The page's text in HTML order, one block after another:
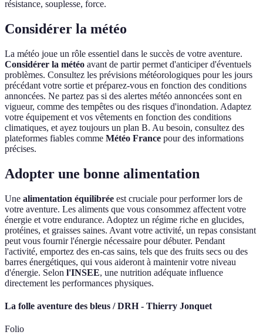
résistance, souplesse, force.
Considérer la météo
La météo joue un rôle essentiel dans le succès de votre aventure.
Considérer la météo avant de partir permet d'anticiper d'éventuels
problèmes. Consultez les prévisions météorologiques pour les jours
précédant votre sortie et préparez-vous en fonction des conditions
annoncées. Ne partez pas si des alertes météo annoncées sont en
vigueur, comme des tempêtes ou des risques d'inondation. Adaptez
votre équipement et vos vêtements en fonction des conditions
climatiques, et ayez toujours un plan B. Au besoin, consultez des
plateformes fiables comme Météo France pour des informations
précises.
Adopter une bonne alimentation
Une alimentation équilibrée est cruciale pour performer lors de
votre aventure. Les aliments que vous consommez affectent votre
énergie et votre endurance. Adoptez un régime riche en glucides,
protéines, et graisses saines. Avant votre activité, un repas consistant
peut vous fournir l'énergie nécessaire pour débuter. Pendant
l'activité, emportez des en-cas sains, tels que des fruits secs ou des
barres énergétiques, qui vous aideront à maintenir votre niveau
d'énergie. Selon l'INSEE, une nutrition adéquate influence
directement les performances physiques.
La folle aventure des bleus / DRH - Thierry Jonquet
Folio